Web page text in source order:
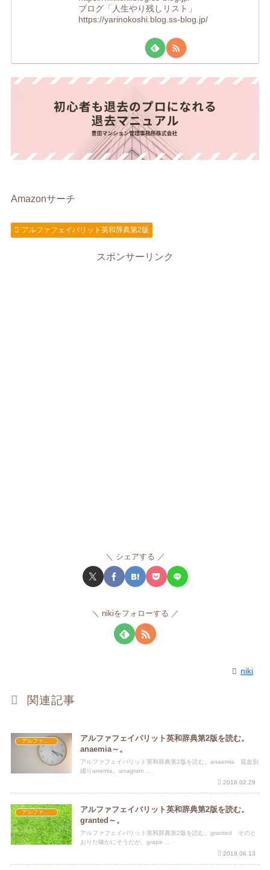
ブログ「人生やり残しリスト」
https://yarinokoshi.blog.ss-blog.jp/
Amazonサーチ
アルファフェイバリット英和辞典第2版
スポンサーリンク
シェアする
nikiをフォローする
niki
関連記事
アルファフェイバリット英和辞典第2版
アルファフェイバリット英和辞典第2版を読む。
anaemia～。
アルファフェイバリット英和辞典第2版を読む。anaemia 貧血別
綴りanemia。anagram ...
2016.02.29
アルファフェイバリット英和辞典第2版を読む。
granted～。
アルファフェイバリット英和辞典第2版を読む。granted そのと
おりだ確かにそうだが。grape ...
2018.06.13